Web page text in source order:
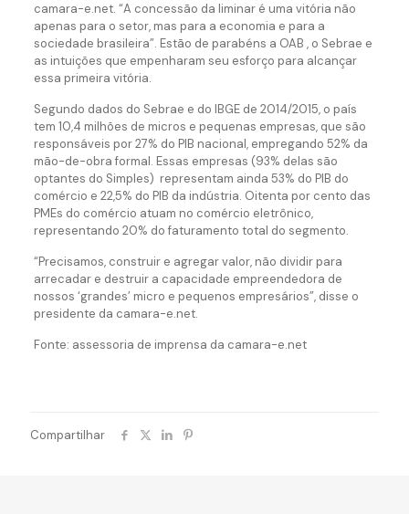
camara-e.net. “A concessão da liminar é uma vitória não
apenas para o setor, mas para a economia e para a
sociedade brasileira”. Estão de parabéns a OAB , o Sebrae e
as intuições que empenharam seu esforço para alcançar
essa primeira vitória.
Segundo dados do Sebrae e do IBGE de 2014/2015, o país
tem 10,4 milhões de micros e pequenas empresas, que são
responsáveis por 27% do PIB nacional, empregando 52% da
mão-de-obra formal. Essas empresas (93% delas são
optantes do Simples) representam ainda 53% do PIB do
comércio e 22,5% do PIB da indústria. Oitenta por cento das
PMEs do comércio atuam no comércio eletrônico,
representando 20% do faturamento total do segmento.
“Precisamos, construir e agregar valor, não dividir para
arrecadar e destruir a capacidade empreendedora de
nossos ‘grandes’ micro e pequenos empresários”, disse o
presidente da camara-e.net.
Fonte: assessoria de imprensa da camara-e.net
Compartilhar